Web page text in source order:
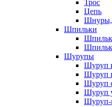
Трос
Цепь
Шнуры,
Шпильки
Шурупы
Шуруп
Шуруп
Шуруп
Шуруп
Шуруп-